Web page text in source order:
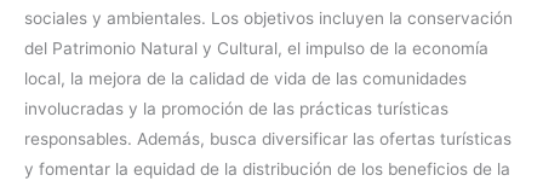
sociales y ambientales. Los objetivos incluyen la conservación
del Patrimonio Natural y Cultural, el impulso de la economía
local, la mejora de la calidad de vida de las comunidades
involucradas y la promoción de las prácticas turísticas
responsables. Además, busca diversificar las ofertas turísticas
y fomentar la equidad de la distribución de los beneficios de la